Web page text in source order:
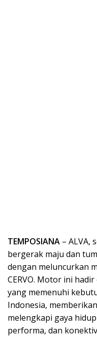
TEMPOSIANA – ALVA,
bergerak maju dan
dengan meluncurkan
CERVO. Motor ini
yang memenuhi
Indonesia,
melengkapi gaya
performa, dan